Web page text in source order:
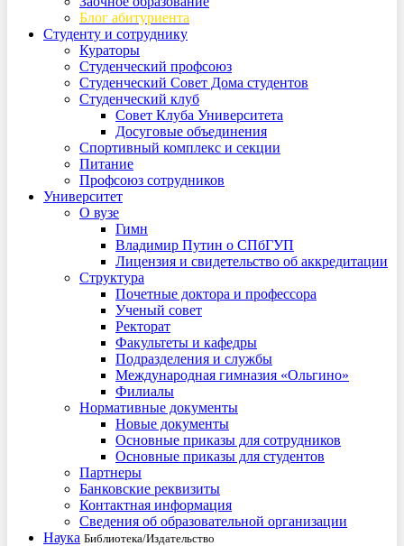
Блог абитуриента
Студенту и сотруднику
Кураторы
Студенческий профсоюз
Студенческий Совет Дома студентов
Студенческий клуб
Совет Клуба Университета
Досуговые объединения
Спортивный комплекс и секции
Питание
Профсоюз сотрудников
Университет
О вузе
Гимн
Владимир Путин о СПбГУП
Лицензия и свидетельство об аккредитации
Структура
Почетные доктора и профессора
Ученый совет
Ректорат
Факультеты и кафедры
Подразделения и службы
Международная гимназия «Ольгино»
Филиалы
Нормативные документы
Новые документы
Основные приказы для сотрудников
Основные приказы для студентов
Партнеры
Банковские реквизиты
Контактная информация
Сведения об образовательной организации
Наука Библиотека/Издательство